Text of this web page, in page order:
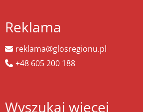
Reklama
reklama@glosregionu.pl
+48 605 200 188
Wyszukaj więcej